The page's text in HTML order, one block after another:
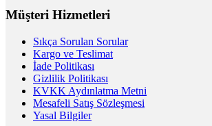
Müşteri Hizmetleri
Sıkça Sorulan Sorular
Kargo ve Teslimat
İade Politikası
Gizlilik Politikası
KVKK Aydınlatma Metni
Mesafeli Satış Sözleşmesi
Yasal Bilgiler